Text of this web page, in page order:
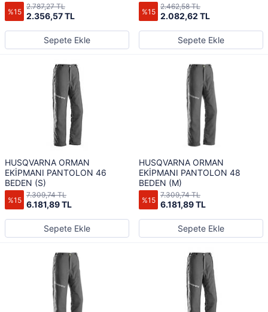
%15 2.356,57 TL
2.787,27 TL
Sepete Ekle
%15 2.082,62 TL
2.462,58 TL
Sepete Ekle
HUSQVARNA ORMAN
EKİPMANI PANTOLON 46
BEDEN (S)
%15 6.181,89 TL
7.309,74 TL
Sepete Ekle
HUSQVARNA ORMAN
EKİPMANI PANTOLON 48
BEDEN (M)
%15 6.181,89 TL
7.309,74 TL
Sepete Ekle